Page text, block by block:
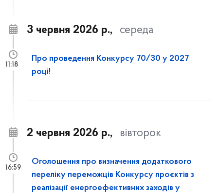
3 червня 2026 р., середа
Про проведення Конкурсу 70/30 у 2027
році!
11:18
2 червня 2026 р., вівторок
Оголошення про визначення додаткового
переліку переможців Конкурсу проєктів з
реалізації енергоефективних заходів у
16:59